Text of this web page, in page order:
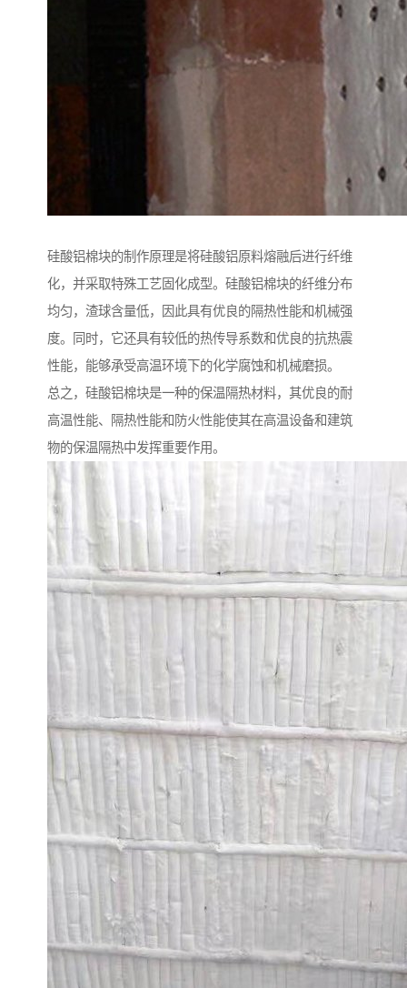
硅酸铝棉块的制作原理是将硅酸铝原料熔融后进行纤维
化，并采取特殊工艺固化成型。硅酸铝棉块的纤维分布
均匀，渣球含量低，因此具有优良的隔热性能和机械强
度。同时，它还具有较低的热传导系数和优良的抗热震
性能，能够承受高温环境下的化学腐蚀和机械磨损。
总之，硅酸铝棉块是一种的保温隔热材料，其优良的耐
高温性能、隔热性能和防火性能使其在高温设备和建筑
物的保温隔热中发挥重要作用。